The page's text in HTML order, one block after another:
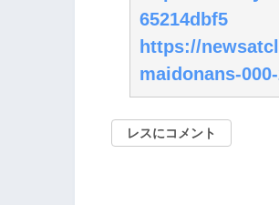
65214dbf5
https://
maidonans-
レスにコメント